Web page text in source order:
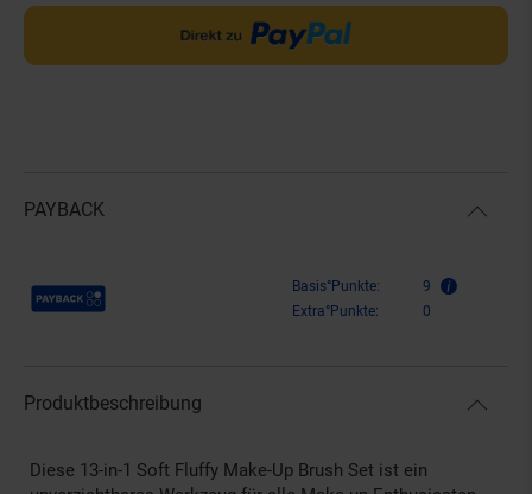
PAYBACK
Payback Punkte Basis°Punkte:
9
Extra°Punkte:
0
Produktbeschreibung
Diese 13-in-1 Soft Fluffy Make-Up Brush Set ist ein